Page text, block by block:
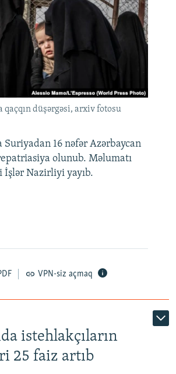
qaçqın düşərgəsi, arxiv fotosu
Suriyadan 16 nəfər Azərbaycan
olunub. Məlumatı
İşlər Nazirliyi yayıb.
VPN-siz açmaq
istehlakçıların
25 faiz artıb